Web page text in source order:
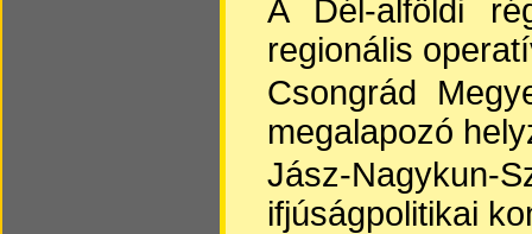
A Dél-alföldi
regionális
Csongrád
megalapozó
Jász-
ifjúságpolitikai